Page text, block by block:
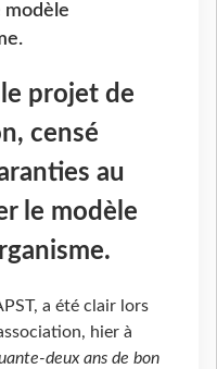
modèle
le projet de
censé
au
le modèle
a été clair lors
hier à
deux ans de bon